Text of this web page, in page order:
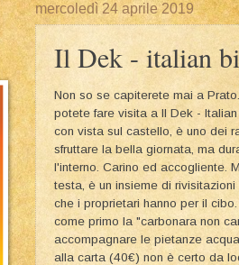
mercoledì 24 aprile 2019
Il Dek - italian
Non so se capiterete mai a
potete fare visita a Il Dek -
con vista sul castello, è uno dei
sfruttare la bella giornata, ma
l'interno. Carino ed accogliente.
testa, è un insieme di
che i proprietari hanno per il
come primo la "carbonara non
accompagnare le pietanze
alla carta (40€) non è certo da